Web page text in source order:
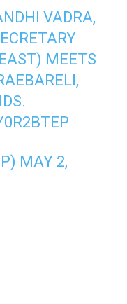
VADRA,
MEETS
MAY 2,